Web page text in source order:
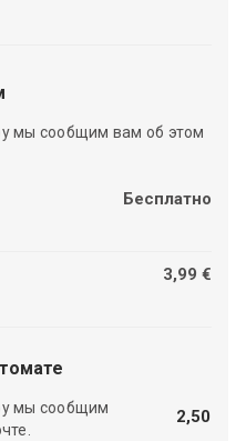
мы сообщим вам об этом
Бесплатно
3,99 €
мы сообщим
2,50